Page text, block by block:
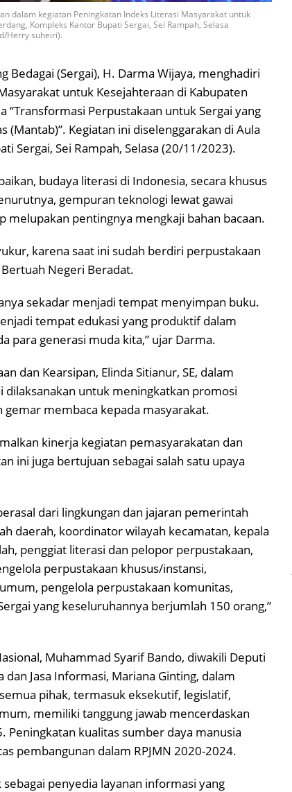
dalam kegiatan Peningkatan Indeks Literasi Masyarakat untuk
Kompleks Kantor Bupati Sergai, Sei Rampah, Selasa
Herry suheiri).
Bedagai (Sergai), H. Darma Wijaya, menghadiri
untuk Kesejahteraan di Kabupaten
“Transformasi Perpustakaan untuk Sergai yang
(Mantab)”. Kegiatan ini diselenggarakan di Aula
Sergai, Sei Rampah, Selasa (20/11/2023).
budaya literasi di Indonesia, secara khusus
gempuran teknologi lewat gawai
melupakan pentingnya mengkaji bahan bacaan.
karena saat ini sudah berdiri perpustakaan
Negeri Beradat.
sekadar menjadi tempat menyimpan buku.
tempat edukasi yang produktif dalam
para generasi muda kita,” ujar Darma.
dan Kearsipan, Elinda Sitianur, SE, dalam
untuk meningkatkan promosi
membaca kepada masyarakat.
kinerja kegiatan pemasyarakatan dan
ini juga bertujuan sebagai salah satu upaya
dari lingkungan dan jajaran pemerintah
daerah, koordinator wilayah kecamatan, kepala
penggiat literasi dan pelopor perpustakaan,
perpustakaan khusus/instansi,
pengelola perpustakaan komunitas,
yang keseluruhannya berjumlah 150 orang,”
Muhammad Syarif Bando, diwakili Deputi
Jasa Informasi, Mariana Ginting, dalam
pihak, termasuk eksekutif, legislatif,
memiliki tanggung jawab mencerdaskan
Peningkatan kualitas sumber daya manusia
pembangunan dalam RPJMN 2020-2024.
penyedia layanan informasi yang